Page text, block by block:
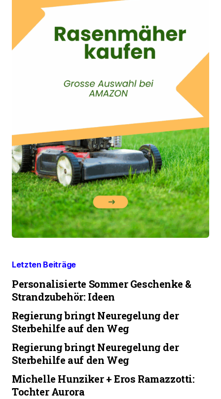
Letzten Beiträge
Personalisierte Sommer Geschenke &
Strandzubehör: Ideen
Regierung bringt Neuregelung der
Sterbehilfe auf den Weg
Regierung bringt Neuregelung der
Sterbehilfe auf den Weg
Michelle Hunziker + Eros Ramazzotti:
Tochter Aurora